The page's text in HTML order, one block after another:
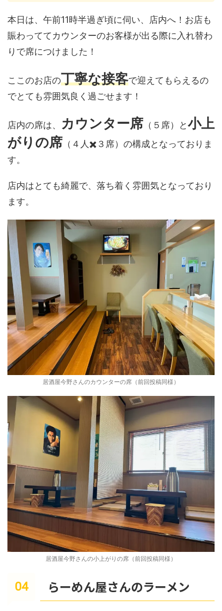
本日は、午前11時半過ぎ頃に伺い、店内へ！お店も
賑わっててカウンターのお客様が出る際に入れ替わ
りで席につけました！
ここのお店の丁寧な接客で迎えてもらえるの
でとても雰囲気良く過ごせます！
店内の席は、 カウンター席 （５席）と小上
がりの席 （４人✖️３席）の構成となっておりま
す。
店内はとても綺麗で、落ち着く雰囲気となっており
ます。
居酒屋今野さんのカウンターの席（前回投稿同様）
居酒屋今野さんの小上がりの席（前回投稿同様）
らーめん屋さんのラーメン